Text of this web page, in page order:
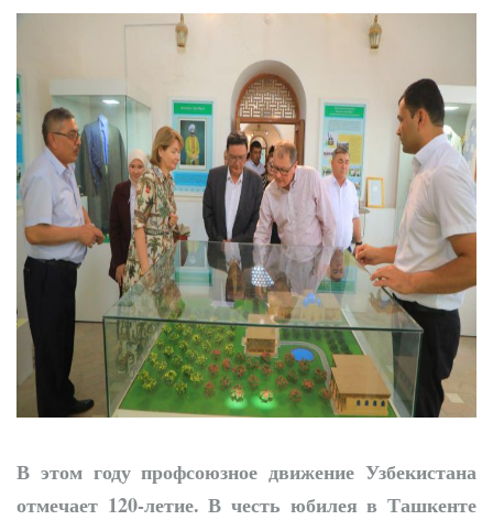
преобразования
К новому учебному
году - с новыми
возможностями
В этом году профсоюзное движение Узбекистана
отмечает 120-летие. В честь юбилея в Ташкенте